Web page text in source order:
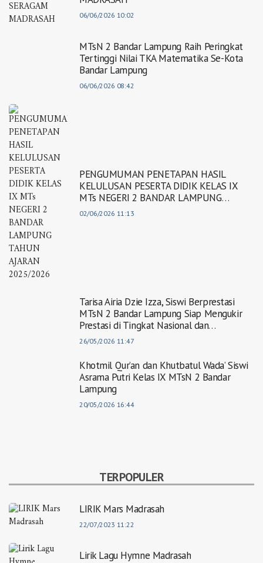
06/06/2026 10:02
MTsN 2 Bandar Lampung Raih Peringkat
Tertinggi Nilai TKA Matematika Se-Kota
Bandar Lampung
06/06/2026 08:42
PENGUMUMAN PENETAPAN HASIL
KELULUSAN PESERTA DIDIK KELAS IX
MTs NEGERI 2 BANDAR LAMPUNG
TAHUN AJARAN 2025/2026
02/06/2026 11:13
Tarisa Airia Dzie Izza, Siswi Berprestasi
MTsN 2 Bandar Lampung Siap Mengukir
Prestasi di Tingkat Nasional dan
Internasional
26/05/2026 11:47
Khotmil Qur’an dan Khutbatul Wada’ Siswi
Asrama Putri Kelas IX MTsN 2 Bandar
Lampung
20/05/2026 16:44
TERPOPULER
LIRIK Mars Madrasah
22/07/2023 11:22
Lirik Lagu Hymne Madrasah